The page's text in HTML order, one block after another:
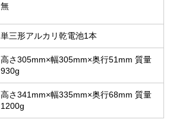
無
単三形アルカリ乾電池1本
高さ305mm×幅305mm×奥行51mm 質量
930g
高さ341mm×幅335mm×奥行68mm 質量
1200g